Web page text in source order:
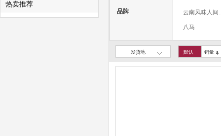
热卖推荐
品牌 云
八马
蒙牛
天福 TIANFU
发货地 默认 销量